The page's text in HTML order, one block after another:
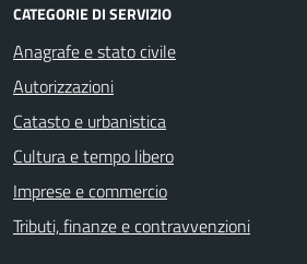
CATEGORIE DI SERVIZIO
Anagrafe e stato civile
Autorizzazioni
Catasto e urbanistica
Cultura e tempo libero
Imprese e commercio
Tributi, finanze e contravvenzioni